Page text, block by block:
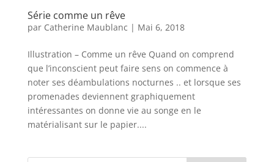
Série comme un rêve
par Catherine Maublanc | Mai 6, 2018
Illustration – Comme un rêve Quand on comprend
que l’inconscient peut faire sens on commence à
noter ses déambulations nocturnes .. et lorsque ses
promenades deviennent graphiquement
intéressantes on donne vie au songe en le
matérialisant sur le papier....